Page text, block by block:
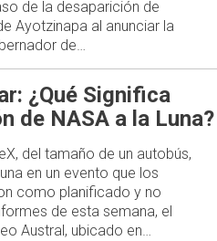
de la desaparición de
Ayotzinapa al anunciar la
de…
¿Qué Significa
de NASA a la Luna?
del tamaño de un autobús,
en un evento que los
como planificado y no
de esta semana, el
Austral, ubicado en…